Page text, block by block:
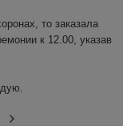
то заказала
к 12.00, указав